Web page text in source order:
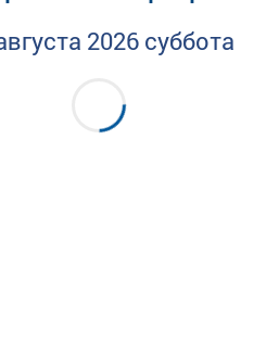
2026 суббота